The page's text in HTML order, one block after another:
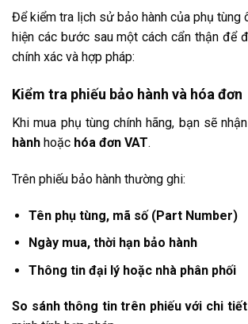
Để kiểm tra lịch sử bảo hành của phụ tùng
hiện các bước sau một cách cẩn thận để
chính xác và hợp pháp:
Kiểm tra phiếu bảo hành và hóa đơn
Khi mua phụ tùng chính hãng, bạn sẽ
hành hoặc hóa đơn VAT.
Trên phiếu bảo hành thường ghi:
Tên phụ tùng, mã số (Part Number)
Ngày mua, thời hạn bảo hành
Thông tin đại lý hoặc nhà phân phối
So sánh thông tin trên phiếu với chi